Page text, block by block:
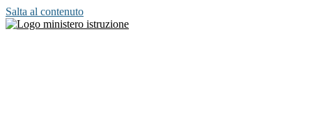
Salta al contenuto